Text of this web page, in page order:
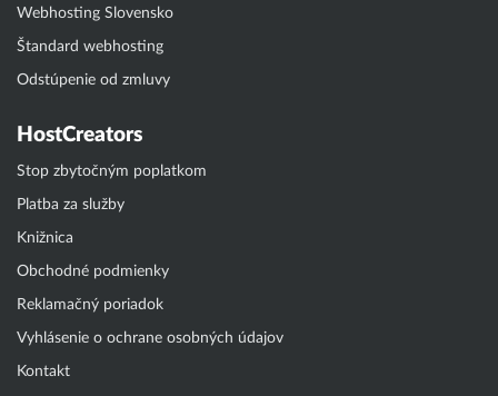
Webhosting Slovensko
Štandard webhosting
Odstúpenie od zmluvy
HostCreators
Stop zbytočným poplatkom
Platba za služby
Knižnica
Obchodné podmienky
Reklamačný poriadok
Vyhlásenie o ochrane osobných údajov
Kontakt